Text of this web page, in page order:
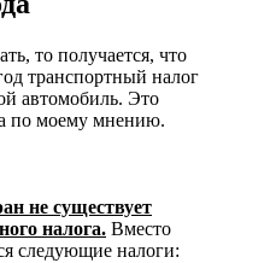
то получается, что
транспортный налог
автомобиль. Это
по моему мнению.
не существует
налога. Вместо
следующие налоги: